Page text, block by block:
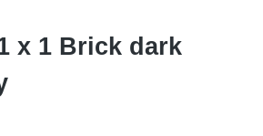
x 1 Brick dark